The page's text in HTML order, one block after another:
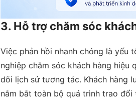
3. Hỗ trợ chăm sóc
Việc phản hồi nhanh chóng là
nghiệp chăm sóc khách hàng
dõi lịch sử tương tác. Khách hàng
nắm bắt toàn bộ quá trình trao